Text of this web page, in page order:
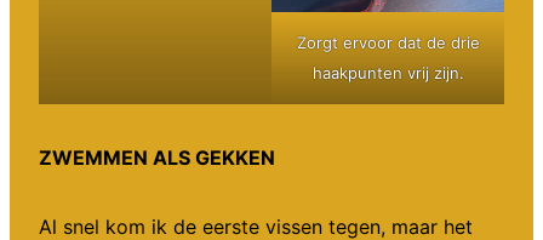
Zorgt ervoor dat de drie
haakpunten vrij zijn.
ZWEMMEN ALS GEKKEN
Al snel kom ik de eerste vissen tegen, maar het